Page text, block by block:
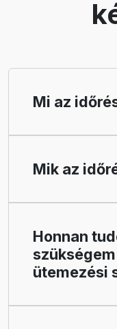
Mi az
Mik az
Honnan
ütemezési